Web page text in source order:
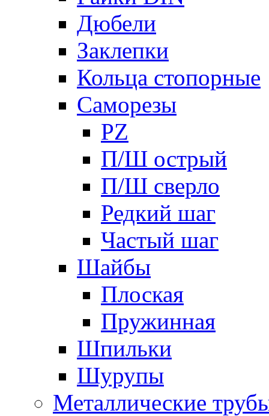
Дюбели
Заклепки
Кольца стопорные
Саморезы
PZ
П/Ш острый
П/Ш сверло
Редкий шаг
Частый шаг
Шайбы
Плоская
Пружинная
Шпильки
Шурупы
Металлические